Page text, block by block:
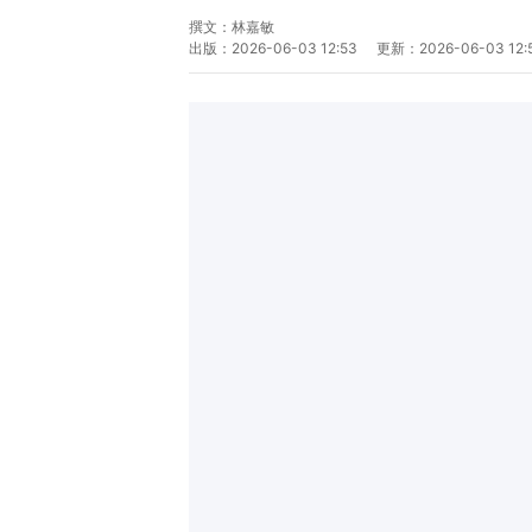
撰文： 林嘉敏
出版： 2026-06-03 12:53 更新： 2026-06-03